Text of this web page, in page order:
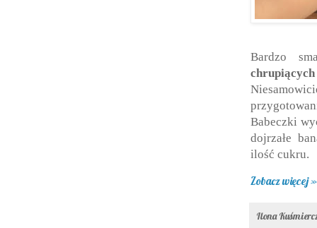
Bardzo
Babeczki
dojrzałe
ilość cukru.
Zobacz więcej »
Ilona